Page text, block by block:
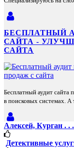
БЕСПЛАТНЫЙ
САЙТА -
САЙТА
Бесплатный аудит
в поисковых системах.
Алексей, Курган . .
Детективные